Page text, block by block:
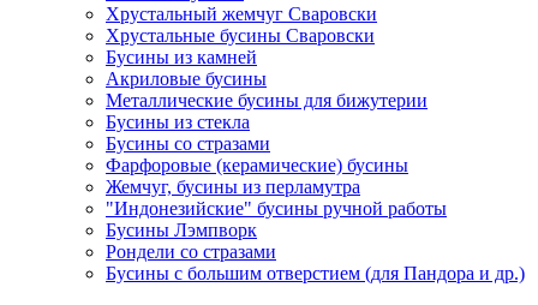
Хрустальный жемчуг Сваровски
Хрустальные бусины Сваровски
Бусины из камней
Акриловые бусины
Металлические бусины для бижутерии
Бусины из стекла
Бусины со стразами
Фарфоровые (керамические) бусины
Жемчуг, бусины из перламутра
"Индонезийские" бусины ручной работы
Бусины Лэмпворк
Рондели со стразами
Бусины с большим отверстием (для Пандора и др.)